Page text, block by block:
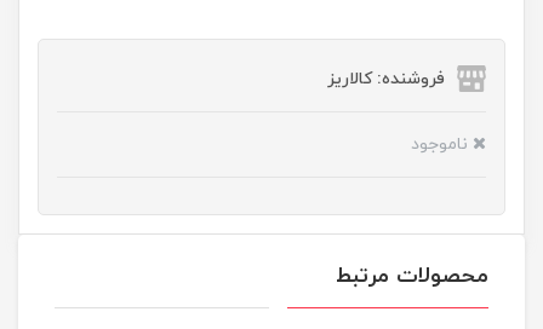
فروشنده: کالاریز
ناموجود
محصولات مرتبط